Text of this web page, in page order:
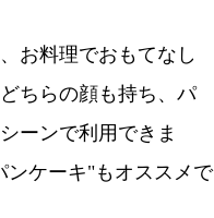
お料理でおもてなし
ちらの顔も持ち、パ
ーンで利用できま
ンケーキ"もオススメで